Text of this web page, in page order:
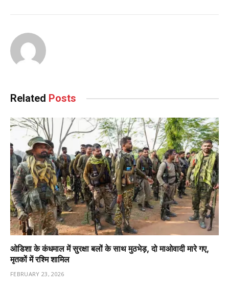
Related Posts
ओडिशा के कंधमाल में सुरक्षा बलों के साथ मुठभेड़, दो माओवादी मारे गए,
मृतकों में रश्मि शामिल
FEBRUARY 23, 2026